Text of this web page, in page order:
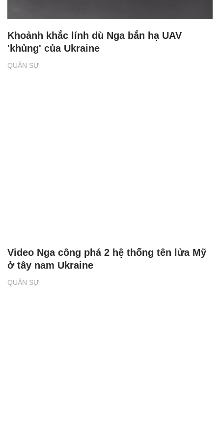
QUÂN SỰ
Khoảnh khắc lính dù Nga bắn hạ UAV
'khủng' của Ukraine
QUÂN SỰ
Video Nga công phá 2 hệ thống tên lửa Mỹ
ở tây nam Ukraine